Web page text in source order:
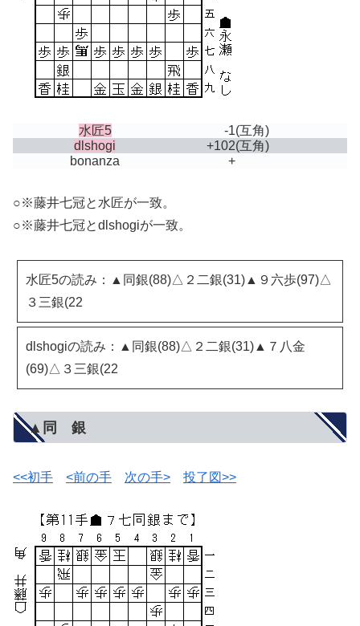
水匠5 -1(互角)
dlshogi
+102(互角)
bonanza
+
○※藤井七冠と水匠が一致。
○※藤井七冠とdlshogiが一致。
水匠5の読み：▲同銀(88)△２二銀(31)▲９六歩(97)△
３三銀(22
dlshogiの読み：▲同銀(88)△２二銀(31)▲７八金
(69)△３三銀(22
▲同 銀
<<初手 <前の手 次の手> 投了図>>